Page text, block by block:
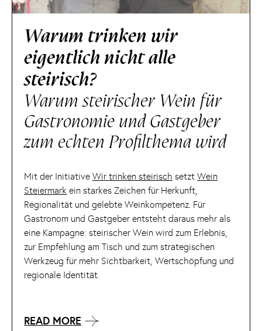
Warum trinken wir
eigentlich nicht alle
steirisch?
Warum steirischer Wein für
Gastronomie und Gastgeber
zum echten Profilthema wird
Mit der Initiative Wir trinken steirisch setzt Wein
Steiermark ein starkes Zeichen für Herkunft,
Regionalität und gelebte Weinkompetenz. Für
Gastronom und Gastgeber entsteht daraus mehr als
eine Kampagne: steirischer Wein wird zum Erlebnis,
zur Empfehlung am Tisch und zum strategischen
Werkzeug für mehr Sichtbarkeit, Wertschöpfung und
regionale Identität.
READ MORE